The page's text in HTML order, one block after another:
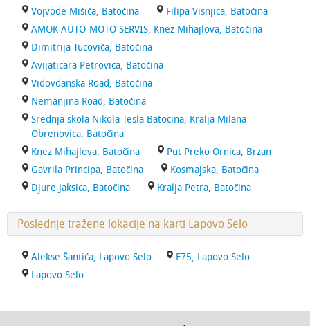
Vojvode Mišića, Batočina
Filipa Visnjica, Batočina
AMOK AUTO-MOTO SERVIS, Knez Mihajlova, Batočina
Dimitrija Tucovića, Batočina
Avijaticara Petrovica, Batočina
Vidovdanska Road, Batočina
Nemanjina Road, Batočina
Srednja skola Nikola Tesla Batocina, Kralja Milana
Obrenovica, Batočina
Knez Mihajlova, Batočina
Put Preko Ornica, Brzan
Gavrila Principa, Batočina
Kosmajska, Batočina
Djure Jaksica, Batočina
Kralja Petra, Batočina
Poslednje tražene lokacije na karti Lapovo Selo
Alekse Šantića, Lapovo Selo
E75, Lapovo Selo
Lapovo Selo